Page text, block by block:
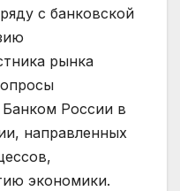
с банковской
рынка
России в
направленных
экономики.